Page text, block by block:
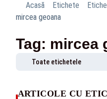
Acasă Etichete
mircea geoana
Tag: mircea
Toate etichetele
ARTICOLE CU